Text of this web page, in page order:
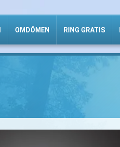
OMDÖMEN RING GRATIS